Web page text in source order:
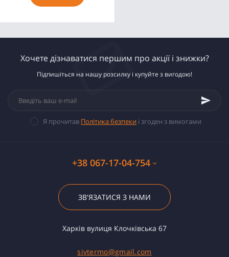
Хочете дізнаватися першим про акції і знижки?
Підпишіться на нашу розсилку і купуйте з вигодою!
Я прочитав Політика безпеки і згоден з вимогами
+38 067-17-04-754
ЗВ'ЯЗАТИСЯ З НАМИ
Харків вулиця Клочківська 67
sivtermo@gmail.com